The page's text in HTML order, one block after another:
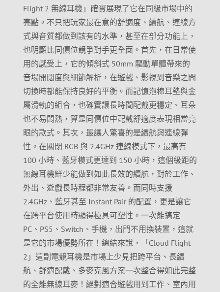
Flight 2 無線耳機」確實展現了它在同級市場中的
亮點。不只把玩家最在意的舒適度、續航、連線方
式與音質都做到該有的水準，甚至在部分功能上，
也明顯比同價位競爭對手更全面。首先，在日常使
用的感受上，它的傾斜式 50mm 驅動單體帶來的
音場開闊度與細節解析，在遊戲、影視到音樂之間
切換時都能保持良好的平衡。而記憶泡棉耳墊與金
屬滑軌的組合，也確實讓長時間配戴更穩定、耳朵
也不易悶熱，算是同價位中配戴舒適度表現相當亮
眼的款式。其次，最讓人驚喜的是續航與連線彈
性。在關閉 RGB 與 2.4GHz 連線模式下，最高有
100 小時、藍牙模式更達到 150 小時，這個級距的
無線耳機鮮少能做到如此長效的續航，對於工作、
外出、遊戲長時程都非常友善。而同時支援
2.4GHz、藍牙甚至 Instant Pair 的配置，更是讓它
在跨平台使用時顯得極具可塑性。一次能搞定
PC、PS5、Switch、手機，出門不用換裝置，這就
是它的市場優勢所在！總結來說，「Cloud Flight
2」這副電競耳機是市場上少見把跨平台、長續
航、舒適配戴、多麥克風方案一次整合得如此完整
的全能無線耳麥！絕對適合遊戲用到工作、室內用